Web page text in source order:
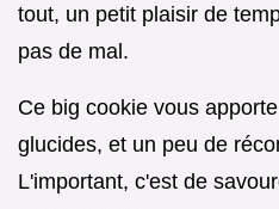
tout, un petit plaisir de
pas de mal.
Ce big cookie vous
glucides, et un peu de
L'important, c'est de